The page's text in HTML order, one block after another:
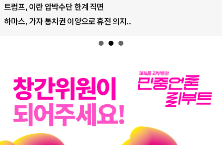
AI의 숨은 환경 비용: 데이터센터 확산..
AI는 어떻게 미국 민주주의를 잠식하고 ..